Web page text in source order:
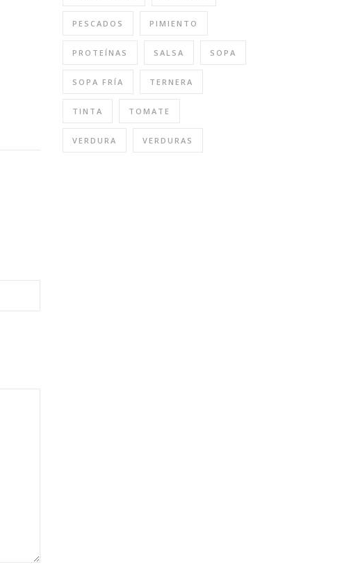
PESCADOS PIMIENTO
PROTEÍNAS SALSA SOPA
SOPA FRÍA TERNERA
TINTA TOMATE
VERDURA VERDURAS